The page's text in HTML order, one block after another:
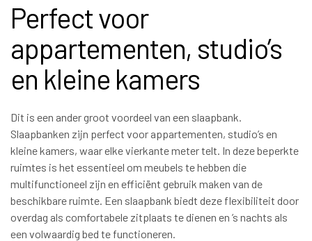
Perfect voor
appartementen, studio’s
en kleine kamers
Dit is een ander groot voordeel van een slaapbank.
Slaapbanken zijn perfect voor appartementen, studio’s en
kleine kamers, waar elke vierkante meter telt. In deze beperkte
ruimtes is het essentieel om meubels te hebben die
multifunctioneel zijn en efficiënt gebruik maken van de
beschikbare ruimte. Een slaapbank biedt deze flexibiliteit door
overdag als comfortabele zitplaats te dienen en ’s nachts als
een volwaardig bed te functioneren.